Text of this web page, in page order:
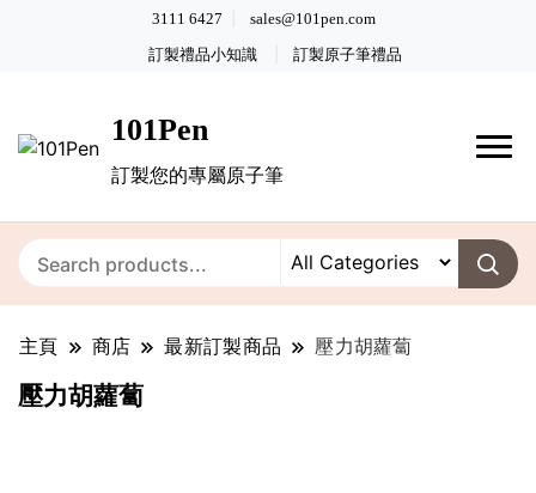
3111 6427 sales@101pen.com
訂製禮品小知識 訂製原子筆禮品
101Pen
訂製您的專屬原子筆
主頁 商店 最新訂製商品 壓力胡蘿蔔
壓力胡蘿蔔